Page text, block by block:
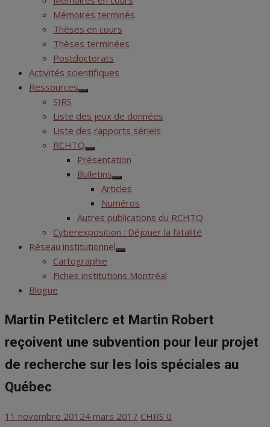
Mémoires terminés
Thèses en cours
Thèses terminées
Postdoctorats
Activités scientifiques
Ressources
Show
menu
SIRS
Liste des jeux de données
Liste des rapports sériels
RCHTQ
Show
sub
menu
Présentation
Bulletins
Show
sub
menu
Articles
Numéros
Autres publications du RCHTQ
Cyberexposition : Déjouer la fatalité
Réseau institutionnel
Show
menu
Cartographie
Fiches institutions Montréal
Blogue
Martin Petitclerc et Martin Robert
reçoivent une subvention pour leur projet
de recherche sur les lois spéciales au
Québec
Posted
11 novembre 20124 mars 2017 Author
CHRS 0